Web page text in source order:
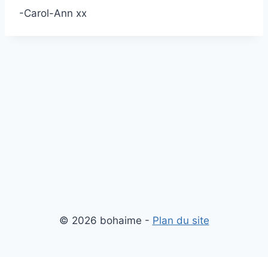
-Carol-Ann xx
© 2026 bohaime - Plan du site